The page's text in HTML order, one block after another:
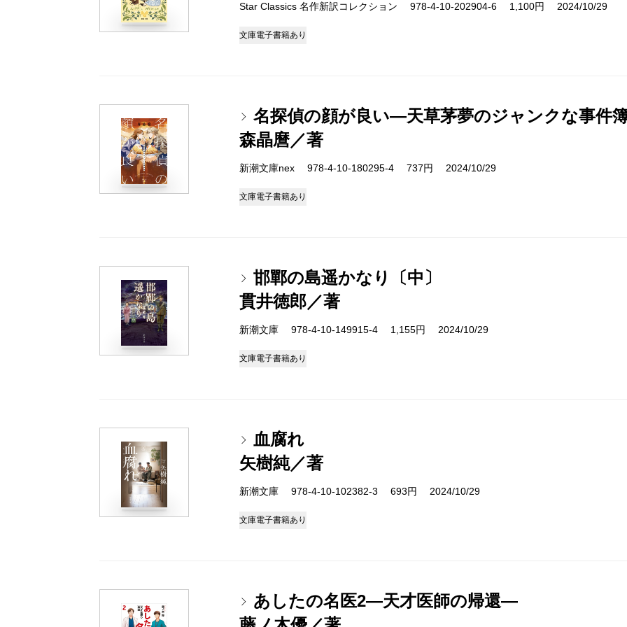
Star Classics 名作新訳コレクション 978-4-10-202904-6 1,100円 2024/10/29
文庫電子書籍あり
名探偵の顔が良い―天草茅夢のジャンクな事件
森晶麿／著
新潮文庫nex 978-4-10-180295-4 737円 2024/10/29
文庫電子書籍あり
邯鄲の島遥かなり〔中〕
貫井徳郎／著
新潮文庫 978-4-10-149915-4 1,155円 2024/10/29
文庫電子書籍あり
血腐れ
矢樹純／著
新潮文庫 978-4-10-102382-3 693円 2024/10/29
文庫電子書籍あり
あしたの名医2―天才医師の帰還―